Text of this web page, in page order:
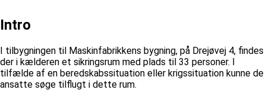
Intro
I tilbygningen til Maskinfabrikkens bygning, på Drejøvej 4, findes
der i kælderen et sikringsrum med plads til 33 personer. I
tilfælde af en beredskabssituation eller krigssituation kunne de
ansatte søge tilflugt i dette rum.